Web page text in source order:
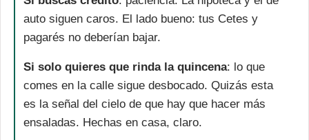
auto siguen caros. El lado bueno: tus Cetes y
pagarés no deberían bajar.
Si solo quieres que rinda la quincena: lo que
comes en la calle sigue desbocado. Quizás esta
es la señal del cielo de que hay que hacer más
ensaladas. Hechas en casa, claro.